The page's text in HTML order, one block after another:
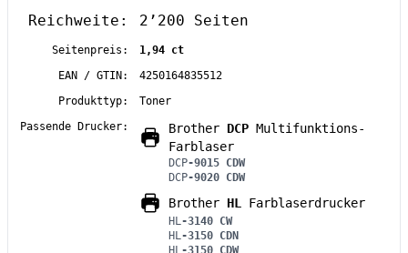
Reichweite: 2’200 Seiten
Seitenpreis:
1,94 ct
EAN / GTIN:
4250164835512
Produkttyp:
Toner
Passende Drucker:
Brother DCP Multifunktions-
Farblaser
DCP-9015 CDW
DCP-9020 CDW
Brother HL Farblaserdrucker
HL-3140 CW
HL-3150 CDN